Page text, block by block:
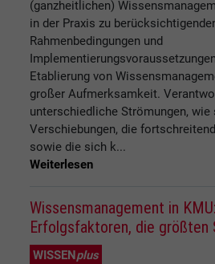
(ganzheitlichen)
in der Praxis zu
Rahmenbedingungen und
Etablierung von
großer Aufmerksamkeit.
unterschiedliche Strömungen,
Verschiebungen, die
sowie die sich k...
Weiterlesen
Wissensmanagement in
Erfolgsfaktoren, die größten
WISSEN plus